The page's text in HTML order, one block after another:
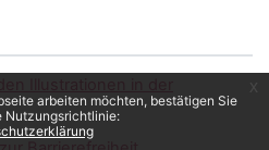
arbeiten möchten, bestätigen Sie
Nutzungsrichtlinie: